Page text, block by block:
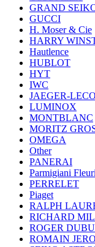
GRAND
GUCCI
H. Moser & Cie
HARRY
Hautlence
HUBLOT
HYT
IWC
JAEGER-
LUMINOX
MONTBLANC
MORITZ
OMEGA
Other
PANERAI
Parmigiani
PERRELET
Piaget
RALPH
RICHARD
ROGER
ROMAIN